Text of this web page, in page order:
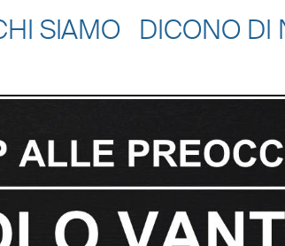
SIAMO
DICONO DI